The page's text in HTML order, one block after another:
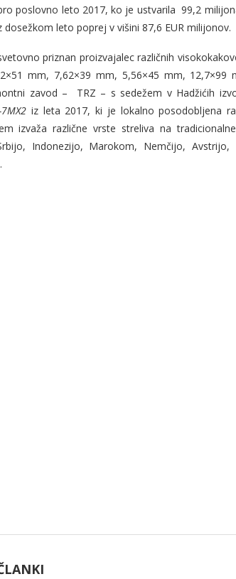
poslovno leto 2017, ko je ustvarila 99,2
leto poprej v višini 87,6 EUR milijonov.
priznan proizvajalec različnih
mm, 7,62×39 mm, 5,56×45 mm, 12,7×99
zavod – TRZ – s sedežem v Hadžićih
7MX2 iz leta 2017, ki je lokalno posodobljena
izvaža različne vrste streliva na
Indonezijo, Marokom, Nemčijo, Avstrijo,